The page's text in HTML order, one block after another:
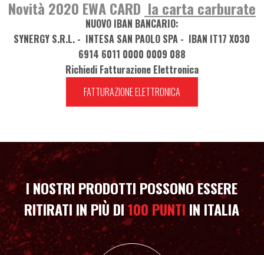
Novità 2020 EWA CARD la carta carburate
NUOVO IBAN BANCARIO:
SYNERGY S.R.L. - INTESA SAN PAOLO SPA - IBAN IT17 X030
6914 6011 0000 0009 088
Richiedi Fatturazione Elettronica
FATTURAZIONE ELETTRONICA
I NOSTRI PRODOTTI POSSONO ESSERE
RITIRATI IN PIÙ DI100 PUNTI IN ITALIA